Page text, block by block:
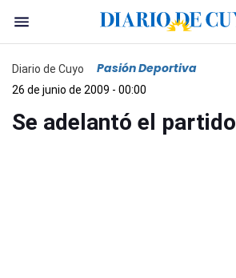
Diario de Cuyo Pasión Deportiva
26 de junio de 2009 - 00:00
Se adelantó el partido